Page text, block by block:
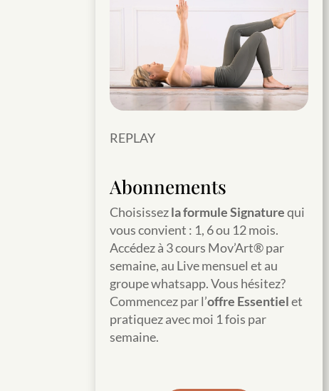
REPLAY
Abonnements
Choisissezla formule Signaturequi
vous convient : 1, 6 ou 12 mois.
Accédez à 3 cours Mov’Art® par
semaine, au Live mensuel et au
groupe whatsapp. Vous hésitez?
Commencez par l’offre Essentielet
pratiquez avec moi 1 fois par
semaine.